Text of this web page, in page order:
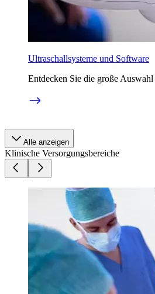
Ultraschallsysteme und Software
Entdecken Sie die große
Alle anzeigen
Klinische Versorgungsbereiche